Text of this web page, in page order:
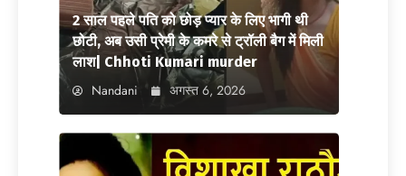
2 साल पहले पति को छोड़ प्यार के लिए भागी थी
छोटी, अब उसी प्रेमी के कमरे से ट्रॉली बैग में मिली
लाश| Chhoti Kumari murder
Nandani अगस्त 6, 2026